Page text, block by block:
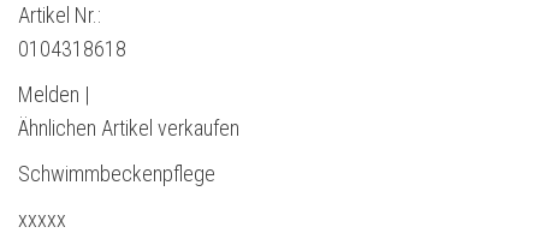
Artikel Nr.:
0104318618
Melden |
Ähnlichen Artikel verkaufen
Schwimmbeckenpflege
xxxxx